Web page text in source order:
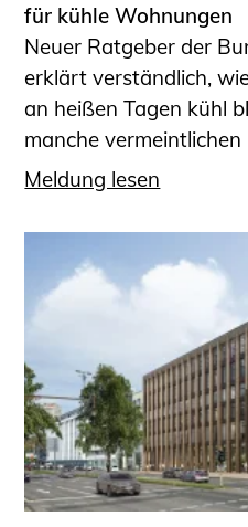
Informationen für
Verbraucher
Ingenieursuche
NRW)
Fachlisten
Bauherren-ABC
Projekte für
START.ING. Das
Wissenswertes für
Wettbewerbe für
BLING.BLING.
Kammer Newsletter
Presse
für kühle Wohnungen
Neuer Ratgeber der
erklärt verständlich,
an heißen Tagen kühl
manche vermeintlichen
Meldung lesen